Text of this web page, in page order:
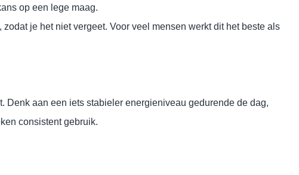
op een lege maag.
je het niet vergeet. Voor veel mensen werkt dit het beste als
Denk aan een iets stabieler energieniveau gedurende de dag,
consistent gebruik.